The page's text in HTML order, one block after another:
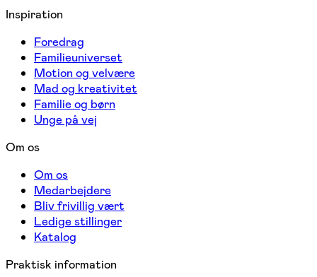
Inspiration
Foredrag
Familieuniverset
Motion og velvære
Mad og kreativitet
Familie og børn
Unge på vej
Om os
Om os
Medarbejdere
Bliv frivillig vært
Ledige stillinger
Katalog
Praktisk information